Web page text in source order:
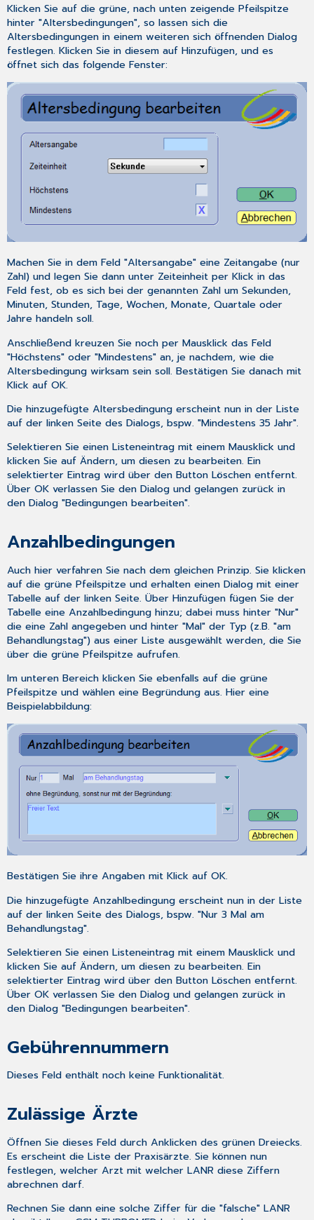
Klicken Sie auf die grüne, nach unten zeigende Pfeilspitze
hinter "Altersbedingungen", so lassen sich die
Altersbedingungen in einem weiteren sich öffnenden Dialog
festlegen. Klicken Sie in diesem aufHinzufügen, und es
öffnet sich das folgende Fenster:
Machen Sie in dem Feld "Altersangabe" eine Zeitangabe (nur
Zahl) und legen Sie dann unter Zeiteinheit per Klick in das
Feld fest, ob es sich bei der genannten Zahl um Sekunden,
Minuten, Stunden, Tage, Wochen, Monate, Quartale oder
Jahre handeln soll.
Anschließend kreuzen Sie noch per Mausklick das Feld
"Höchstens" oder "Mindestens" an, je nachdem, wie die
Altersbedingung wirksam sein soll. Bestätigen Sie danach mit
Klick aufOK.
Die hinzugefügte Altersbedingung erscheint nun in der Liste
auf der linken Seite des Dialogs, bspw. "Mindestens 35 Jahr".
Selektieren Sie einen Listeneintrag mit einem Mausklick und
klicken Sie aufÄndern, um diesen zu bearbeiten. Ein
selektierter Eintrag wird über den ButtonLöschen entfernt.
ÜberOK verlassen Sie den Dialog und gelangen zurück in
den Dialog "Bedingungen bearbeiten".
Anzahlbedingungen
Auch hier verfahren Sie nach dem gleichen Prinzip. Sie klicken
auf die grüne Pfeilspitze und erhalten einen Dialog mit einer
Tabelle auf der linken Seite. ÜberHinzufügen fügen Sie der
Tabelle eine Anzahlbedingung hinzu; dabei muss hinter "Nur"
die eine Zahl angegeben und hinter "Mal" der Typ (z.B. "am
Behandlungstag") aus einer Liste ausgewählt werden, die Sie
über die grüne Pfeilspitze aufrufen.
Im unteren Bereich klicken Sie ebenfalls auf die grüne
Pfeilspitze und wählen eine Begründung aus. Hier eine
Beispielabbildung:
Bestätigen Sie ihre Angaben mit Klick aufOK.
Die hinzugefügte Anzahlbedingung erscheint nun in der Liste
auf der linken Seite des Dialogs, bspw. "Nur 3 Mal am
Behandlungstag".
Selektieren Sie einen Listeneintrag mit einem Mausklick und
klicken Sie auf Ändern, um diesen zu bearbeiten. Ein
selektierter Eintrag wird über den ButtonLöschen entfernt.
ÜberOK verlassen Sie den Dialog und gelangen zurück in
den Dialog "Bedingungen bearbeiten".
Gebührennummern
Dieses Feld enthält noch keine Funktionalität.
Zulässige Ärzte
Öffnen Sie dieses Feld durch Anklicken des grünen Dreiecks.
Es erscheint die Liste der Praxisärzte. Sie können nun
festlegen, welcher Arzt mit welcher LANR diese Ziffern
abrechnen darf.
Rechnen Sie dann eine solche Ziffer für die "falsche" LANR